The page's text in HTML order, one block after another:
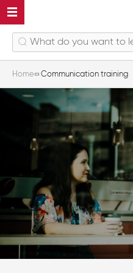
Home Communication training